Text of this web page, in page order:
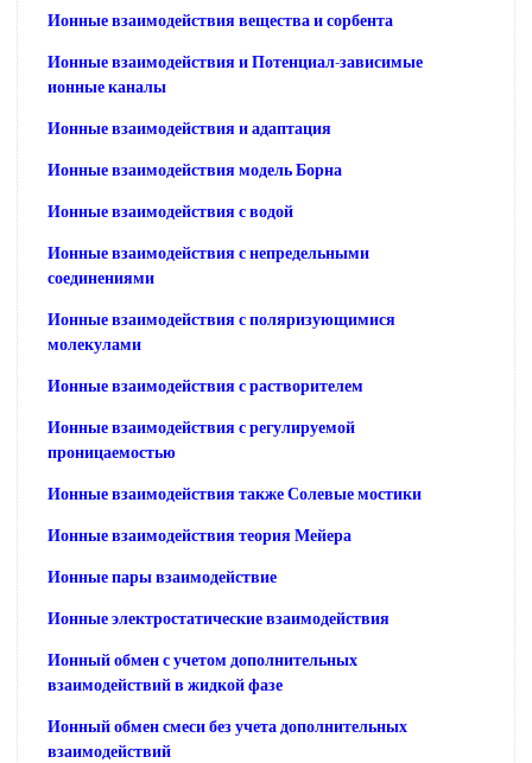
Ионные взаимодействия вещества и сорбента
Ионные взаимодействия и Потенциал-зависимые
ионные каналы
Ионные взаимодействия и адаптация
Ионные взаимодействия модель Борна
Ионные взаимодействия с водой
Ионные взаимодействия с непредельными
соединениями
Ионные взаимодействия с поляризующимися
молекулами
Ионные взаимодействия с растворителем
Ионные взаимодействия с регулируемой
проницаемостью
Ионные взаимодействия также Солевые мостики
Ионные взаимодействия теория Мейера
Ионные пары взаимодействие
Ионные электростатические взаимодействия
Ионный обмен с учетом дополнительных
взаимодействий в жидкой фазе
Ионный обмен смеси без учета дополнительных
взаимодействий